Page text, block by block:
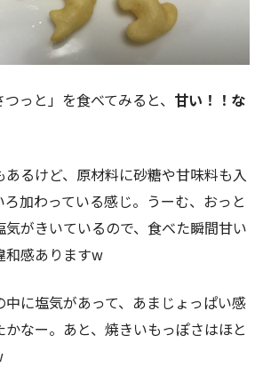
っと」を食べてみると、 甘い！！な
るけど、原材料に砂糖や甘味料も入
加わっている感じ。うーむ、おっと
気がきいているので、食べた瞬間甘い
和感ありますw
に塩気があって、あまじょっぱい感
かなー。あと、焼きいもっぽさはほと